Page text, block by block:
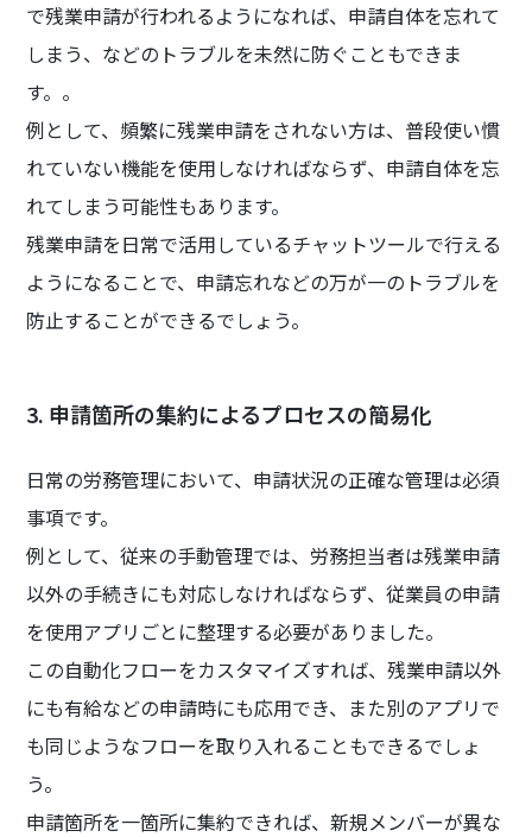
で残業申請が行われるようになれば、申請自体を忘れて
しまう、などのトラブルを未然に防ぐこともできま
す。。
例として、頻繁に残業申請をされない方は、普段使い慣
れていない機能を使用しなければならず、申請自体を忘
れてしまう可能性もあります。
残業申請を日常で活用しているチャットツールで行える
ようになることで、申請忘れなどの万が一のトラブルを
防止することができるでしょう。
3. 申請箇所の集約によるプロセスの簡易化
日常の労務管理において、申請状況の正確な管理は必須
事項です。
例として、従来の手動管理では、労務担当者は残業申請
以外の手続きにも対応しなければならず、従業員の申請
を使用アプリごとに整理する必要がありました。
この自動化フローをカスタマイズすれば、残業申請以外
にも有給などの申請時にも応用でき、また別のアプリで
も同じようなフローを取り入れることもできるでしょ
う。
申請箇所を一箇所に集約できれば、新規メンバーが異な